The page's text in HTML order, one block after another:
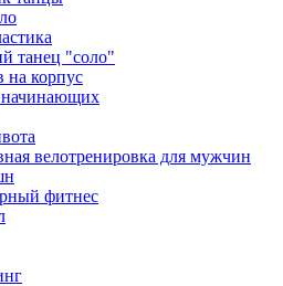
танец "соло"
на корпус
начинающих
велотренировка для мужчин
фитнес